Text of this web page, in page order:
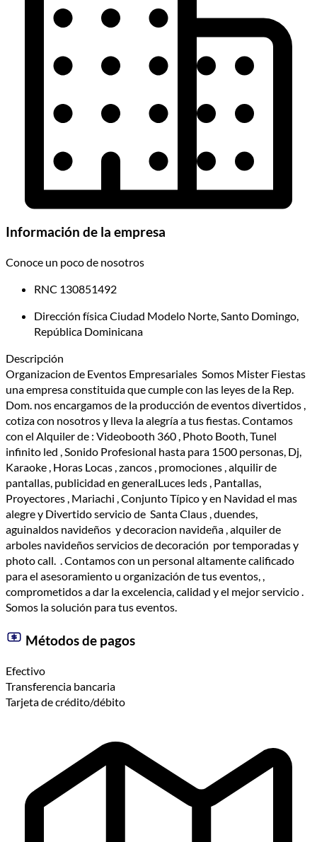
Información de la empresa
Conoce un poco de nosotros
RNC 130851492
Dirección físicaCiudad Modelo Norte, Santo Domingo,
República Dominicana
Descripción
Organizacion de Eventos Empresariales Somos Mister Fiestas
una empresa constituida que cumple con las leyes de la Rep.
Dom. nos encargamos de la producción de eventos divertidos ,
cotiza con nosotros y lleva la alegría a tus fiestas. Contamos
con el Alquiler de : Videobooth 360 , Photo Booth, Tunel
infinito led , Sonido Profesional hasta para 1500 personas, Dj,
Karaoke , Horas Locas , zancos , promociones , alquilir de
pantallas, publicidad en generalLuces leds , Pantallas,
Proyectores , Mariachi , Conjunto Típico y en Navidad el mas
alegre y Divertido servicio de Santa Claus , duendes,
aguinaldos navideños y decoracion navideña , alquiler de
arboles navideños servicios de decoración por temporadas y
photo call. . Contamos con un personal altamente calificado
para el asesoramiento u organización de tus eventos, ,
comprometidos a dar la excelencia, calidad y el mejor servicio .
Somos la solución para tus eventos.
Métodos de pagos
Efectivo
Transferencia bancaria
Tarjeta de crédito/débito